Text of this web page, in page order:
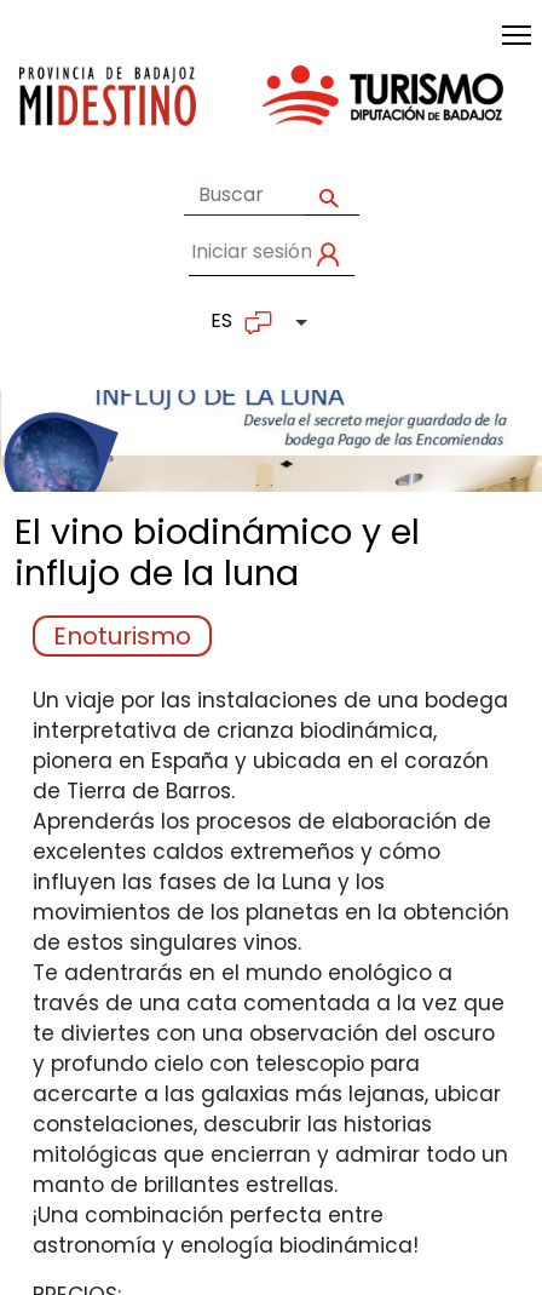
User account
Iniciar sesión
ES Lista adicional de
El vino biodinámico y el
influjo de la luna
Enoturismo
Un viaje por las instalaciones de una bodega
interpretativa de crianza biodinámica,
pionera en España y ubicada en el corazón
de Tierra de Barros.
Aprenderás los procesos de elaboración de
excelentes caldos extremeños y cómo
influyen las fases de la Luna y los
movimientos de los planetas en la obtención
de estos singulares vinos.
Te adentrarás en el mundo enológico a
través de una cata comentada a la vez que
te diviertes con una observación del oscuro
y profundo cielo con telescopio para
acercarte a las galaxias más lejanas, ubicar
constelaciones, descubrir las historias
mitológicas que encierran y admirar todo un
manto de brillantes estrellas.
¡Una combinación perfecta entre
astronomía y enología biodinámica!